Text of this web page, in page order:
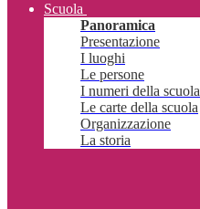
Scuola
Panoramica
Presentazione
I luoghi
Le persone
I numeri della scuola
Le carte della scuola
Organizzazione
La storia